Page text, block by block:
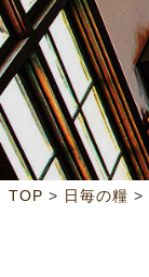
TOP > 日毎の糧 >